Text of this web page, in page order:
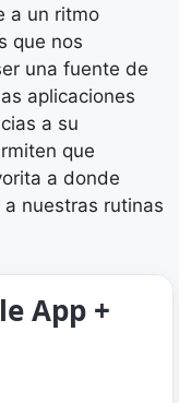
a un ritmo
que nos
una fuente de
aplicaciones
a su
que
a donde
nuestras rutinas
App +